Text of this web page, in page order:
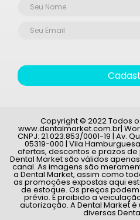
Copyright © 2022 Todos
www.dentalmarket.com.br|
CNPJ: 21.023.853/0001-19 | Av.
05319-000 | Vila
ofertas, descontos e prazos
Dental Market são válidos
canal. As imagens são
a Dental Market, assim como
as promoções expostas aqui
de estoque. Os preços
prévio. É proibido a
autorização. A Dental Market
diversas